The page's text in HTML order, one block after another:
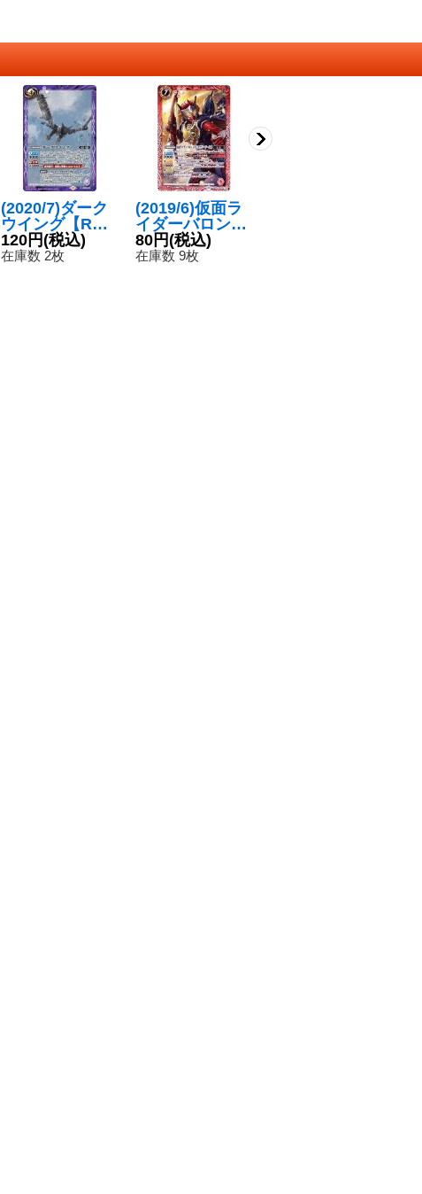
(2020/7)ダーク
ウイング【R】
{CB15-066}
《紫》
120円(税込)
在庫数 2枚
(2019/6)仮面ラ
イダーバロンレ
モンエナジーア
ームズ【R】{C
80円(税込)
在庫数 9枚